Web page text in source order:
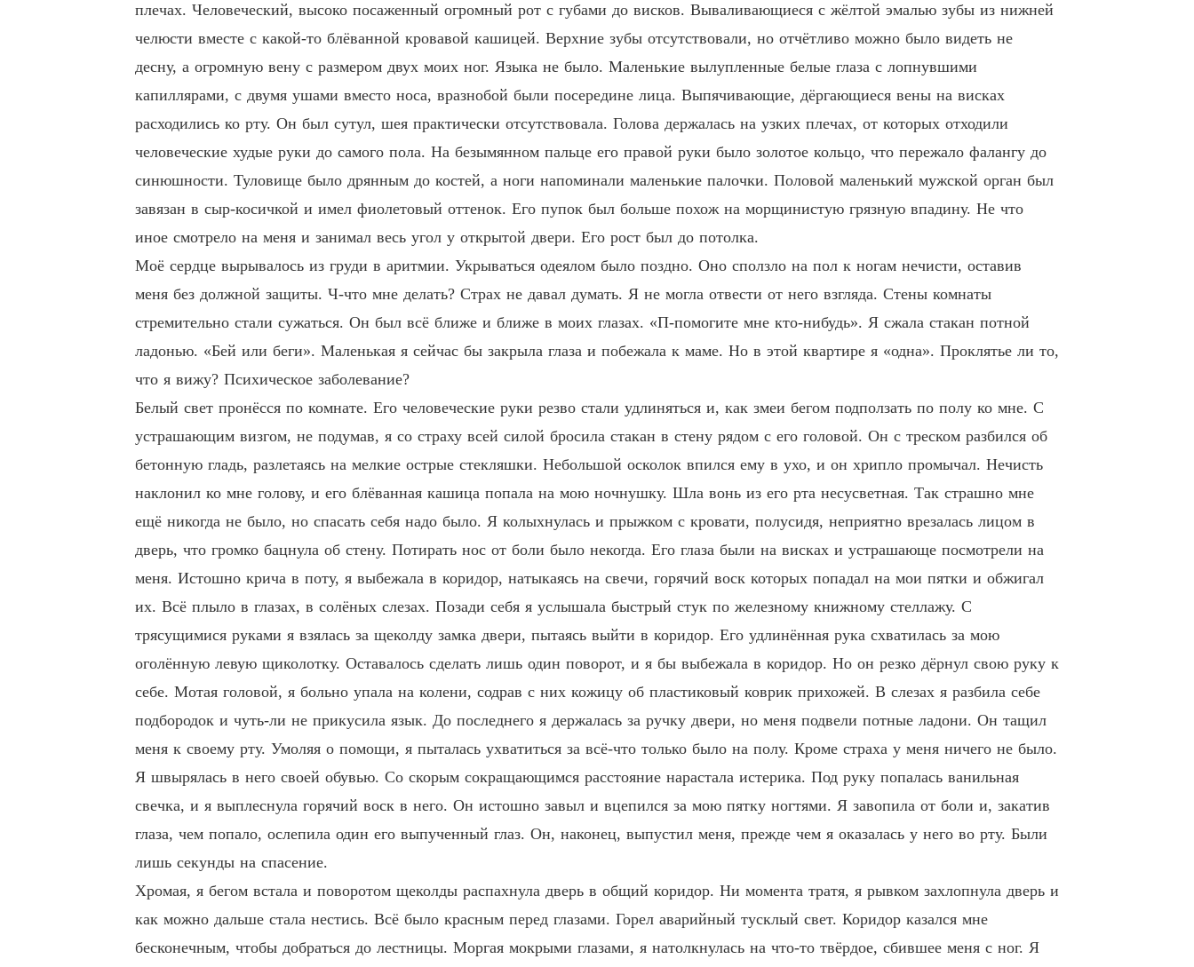
плечах. Человеческий, высоко посаженный огромный рот с губами до висков. Вываливающиеся с жёлтой эмалью зубы из нижней
челюсти вместе с какой-то блёванной кровавой кашицей. Верхние зубы отсутствовали, но отчётливо можно было видеть не
десну, а огромную вену с размером двух моих ног. Языка не было. Маленькие вылупленные белые глаза с лопнувшими
капиллярами, с двумя ушами вместо носа, вразнобой были посередине лица. Выпячивающие, дёргающиеся вены на висках
расходились ко рту. Он был сутул, шея практически отсутствовала. Голова держалась на узких плечах, от которых отходили
человеческие худые руки до самого пола. На безымянном пальце его правой руки было золотое кольцо, что пережало фалангу до
синюшности. Туловище было дрянным до костей, а ноги напоминали маленькие палочки. Половой маленький мужской орган был
завязан в сыр-косичкой и имел фиолетовый оттенок. Его пупок был больше похож на морщинистую грязную впадину. Не что
иное смотрело на меня и занимал весь угол у открытой двери. Его рост был до потолка.
Моё сердце вырывалось из груди в аритмии. Укрываться одеялом было поздно. Оно сползло на пол к ногам нечисти, оставив
меня без должной защиты. Ч-что мне делать? Страх не давал думать. Я не могла отвести от него взгляда. Стены комнаты
стремительно стали сужаться. Он был всё ближе и ближе в моих глазах. «П-помогите мне кто-нибудь». Я сжала стакан потной
ладонью. «Бей или беги». Маленькая я сейчас бы закрыла глаза и побежала к маме. Но в этой квартире я «одна». Проклятье ли то,
что я вижу? Психическое заболевание?
Белый свет пронёсся по комнате. Его человеческие руки резво стали удлиняться и, как змеи бегом подползать по полу ко мне. С
устрашающим визгом, не подумав, я со страху всей силой бросила стакан в стену рядом с его головой. Он с треском разбился об
бетонную гладь, разлетаясь на мелкие острые стекляшки. Небольшой осколок впился ему в ухо, и он хрипло промычал. Нечисть
наклонил ко мне голову, и его блёванная кашица попала на мою ночнушку. Шла вонь из его рта несусветная. Так страшно мне
ещё никогда не было, но спасать себя надо было. Я колыхнулась и прыжком с кровати, полусидя, неприятно врезалась лицом в
дверь, что громко бацнула об стену. Потирать нос от боли было некогда. Его глаза были на висках и устрашающе посмотрели на
меня. Истошно крича в поту, я выбежала в коридор, натыкаясь на свечи, горячий воск которых попадал на мои пятки и обжигал
их. Всё плыло в глазах, в солёных слезах. Позади себя я услышала быстрый стук по железному книжному стеллажу. С
трясущимися руками я взялась за щеколду замка двери, пытаясь выйти в коридор. Его удлинённая рука схватилась за мою
оголённую левую щиколотку. Оставалось сделать лишь один поворот, и я бы выбежала в коридор. Но он резко дёрнул свою руку к
себе. Мотая головой, я больно упала на колени, содрав с них кожицу об пластиковый коврик прихожей. В слезах я разбила себе
подбородок и чуть-ли не прикусила язык. До последнего я держалась за ручку двери, но меня подвели потные ладони. Он тащил
меня к своему рту. Умоляя о помощи, я пыталась ухватиться за всё-что только было на полу. Кроме страха у меня ничего не было.
Я швырялась в него своей обувью. Со скорым сокращающимся расстояние нарастала истерика. Под руку попалась ванильная
свечка, и я выплеснула горячий воск в него. Он истошно завыл и вцепился за мою пятку ногтями. Я завопила от боли и, закатив
глаза, чем попало, ослепила один его выпученный глаз. Он, наконец, выпустил меня, прежде чем я оказалась у него во рту. Были
лишь секунды на спасение.
Хромая, я бегом встала и поворотом щеколды распахнула дверь в общий коридор. Ни момента тратя, я рывком захлопнула дверь и
как можно дальше стала нестись. Всё было красным перед глазами. Горел аварийный тусклый свет. Коридор казался мне
бесконечным, чтобы добраться до лестницы. Моргая мокрыми глазами, я натолкнулась на что-то твёрдое, сбившее меня с ног. Я